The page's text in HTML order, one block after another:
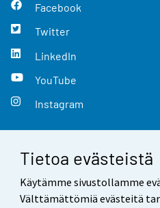
Tietoa evästeistä
Käytämme sivustollamme
Välttämättömiä evästeitä
Facebook
Twitter
LinkedIn
YouTube
Instagram
Yhteystiedot
Palaute